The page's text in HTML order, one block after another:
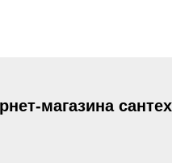
магазина